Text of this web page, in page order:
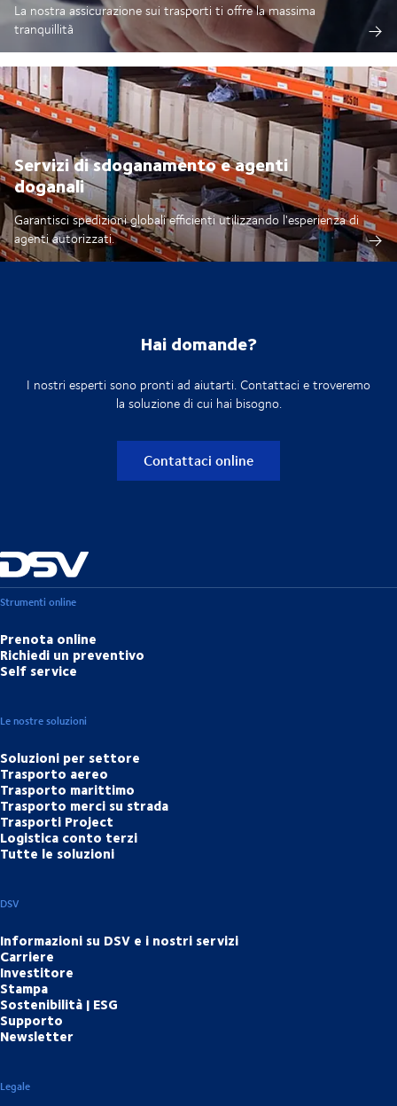
La nostra assicurazione sui trasporti ti offre la massima
tranquillità
Servizi di sdoganamento e agenti
doganali
Garantisci spedizioni globali efficienti utilizzando l'esperienza di
agenti autorizzati.
Hai domande?
I nostri esperti sono pronti ad aiutarti. Contattaci e troveremo
la soluzione di cui hai bisogno.
Contattaci online
Strumenti online
Prenota online
Richiedi un preventivo
Self service
Le nostre soluzioni
Soluzioni per settore
Trasporto aereo
Trasporto marittimo
Trasporto merci su strada
Trasporti Project
Logistica conto terzi
Tutte le soluzioni
DSV
Informazioni su DSV e i nostri servizi
Carriere
Investitore
Stampa
Sostenibilità | ESG
Supporto
Newsletter
Legale